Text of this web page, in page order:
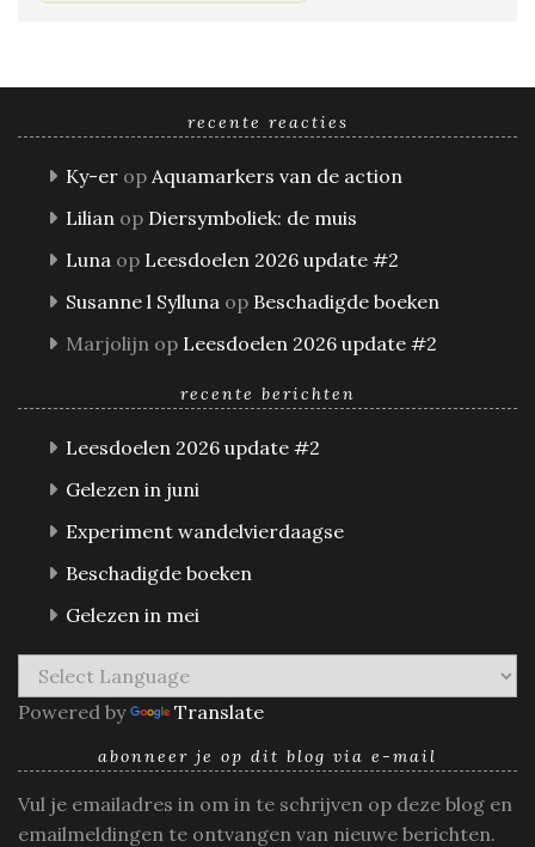
recente reacties
Ky-er op Aquamarkers van de action
Lilian op Diersymboliek: de muis
Luna op Leesdoelen 2026 update #2
Susanne l Sylluna op Beschadigde boeken
Marjolijn op Leesdoelen 2026 update #2
recente berichten
Leesdoelen 2026 update #2
Gelezen in juni
Experiment wandelvierdaagse
Beschadigde boeken
Gelezen in mei
Powered by Translate
abonneer je op dit blog via e-mail
Vul je emailadres in om in te schrijven op deze blog en
emailmeldingen te ontvangen van nieuwe berichten.